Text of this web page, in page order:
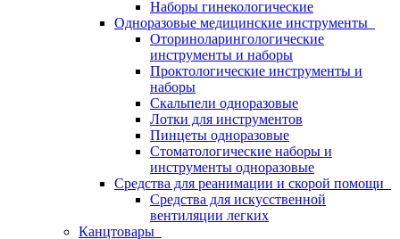
Наборы гинекологические
Одноразовые медицинские инструменты
Оториноларингологические
инструменты и наборы
Проктологические инструменты и
наборы
Скальпели одноразовые
Лотки для инструментов
Пинцеты одноразовые
Стоматологические наборы и
инструменты одноразовые
Средства для реанимации и скорой помощи
Средства для искусственной
вентиляции легких
Канцтовары